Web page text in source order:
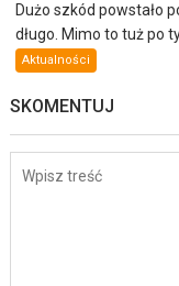
Dużo szkód powstało
długo. Mimo to tuż po
Aktualności
SKOMENTUJ